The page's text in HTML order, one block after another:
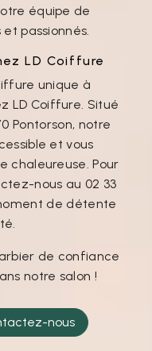
équipe de
passionnés.
LD Coiffure
unique à
LD Coiffure. Situé
Pontorson, notre
et vous
chaleureuse. Pour
nous au 02 33
de détente
de confiance
notre salon !
nous